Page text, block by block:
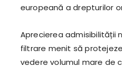
europeană a drepturilor
Aprecierea admisibilității
filtrare menit să
vedere volumul mare de